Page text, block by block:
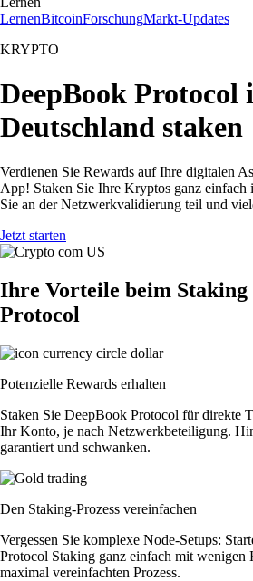
LernenBitcoinForschungMarkt-Updates
KRYPTO
DeepBook Protocol
Deutschland staken
Verdienen Sie Rewards auf Ihre digitalen
App! Staken Sie Ihre Kryptos ganz einfach
Sie an der Netzwerkvalidierung teil und
Jetzt starten
Ihre Vorteile beim Staking
Protocol
Potenzielle Rewards erhalten
Staken Sie DeepBook Protocol für direkte
Ihr Konto, je nach Netzwerkbeteiligung.
garantiert und schwanken.
Den Staking-Prozess vereinfachen
Vergessen Sie komplexe Node-Setups:
Protocol Staking ganz einfach mit wenigen
maximal vereinfachten Prozess.